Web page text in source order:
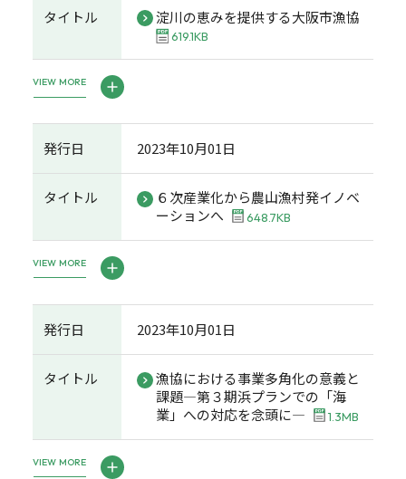
タイトル 淀川の恵みを提供する大阪市漁協
619.1KB
VIEW MORE
発行日 2023年10月01日
タイトル
６次産業化から農山漁村発イノベ
ーションへ
648.7KB
VIEW MORE
発行日 2023年10月01日
タイトル
漁協における事業多角化の意義と
課題―第３期浜プランでの「海
業」への対応を念頭に―
1.3MB
VIEW MORE